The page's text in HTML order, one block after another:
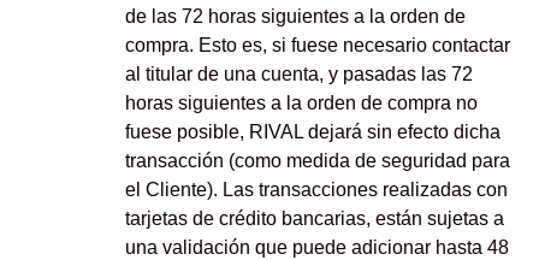
de las 72 horas siguientes a la orden de
compra. Esto es, si fuese necesario contactar
al titular de una cuenta, y pasadas las 72
horas siguientes a la orden de compra no
fuese posible, RIVAL dejará sin efecto dicha
transacción (como medida de seguridad para
el Cliente). Las transacciones realizadas con
tarjetas de crédito bancarias, están sujetas a
una validación que puede adicionar hasta 48